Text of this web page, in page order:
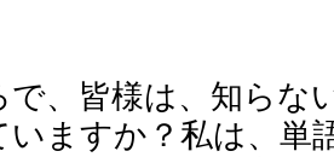
で、皆様は、知らな
いますか？私は、単